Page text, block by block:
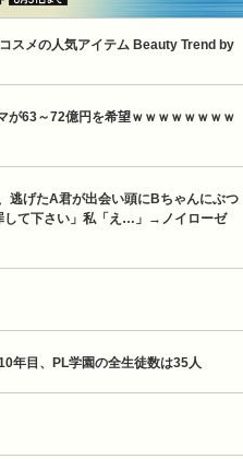
スメの人気アイテム Beauty Trend by
が63～72億円を希望ｗｗｗｗｗｗｗｗ
逃げたA君が出会い頭にBちゃんにぶつ
して下さい」私「え…」→ノイローゼ
年目、PL学園の全生徒数は35人